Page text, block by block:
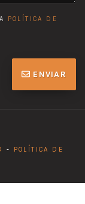
POLÍTICA DE
ENVIAR
-
POLÍTICA DE